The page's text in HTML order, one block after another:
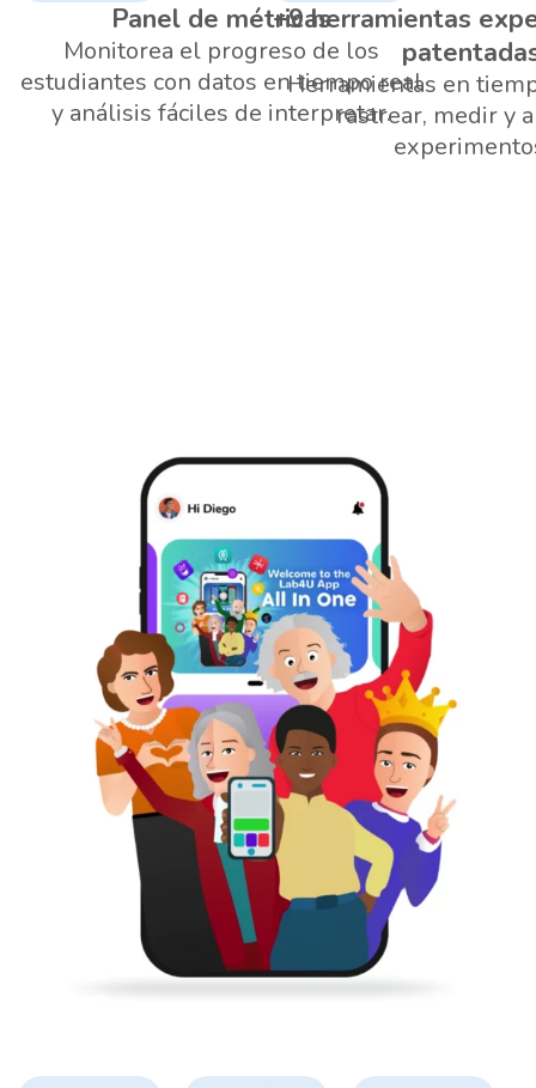
Panel de métricas
Monitorea el progreso de los
estudiantes con datos en tiempo real
y análisis fáciles de interpretar.
+9 herramientas
Herramientas en
rastrear, medir y